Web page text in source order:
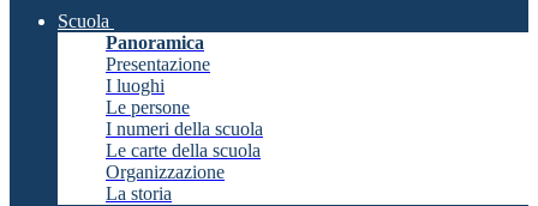
Scuola
Panoramica
Presentazione
I luoghi
Le persone
I numeri della scuola
Le carte della scuola
Organizzazione
La storia